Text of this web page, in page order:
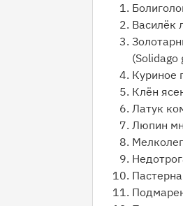
Василёк
(Solidago
Куриное
Клён
Латук
Люпин